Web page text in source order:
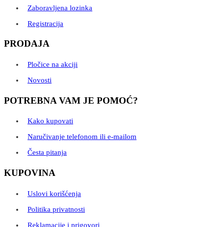
Zaboravljena lozinka
Registracija
PRODAJA
Pločice na akciji
Novosti
POTREBNA VAM JE POMOĆ?
Kako kupovati
Naručivanje telefonom ili e-mailom
Česta pitanja
KUPOVINA
Uslovi korišćenja
Politika privatnosti
Reklamacije i prigovori